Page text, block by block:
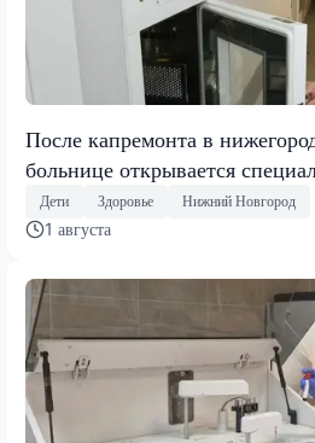
После капремонта в
больнице открывается
Дети Здоровье Нижний Новгород
1 августа